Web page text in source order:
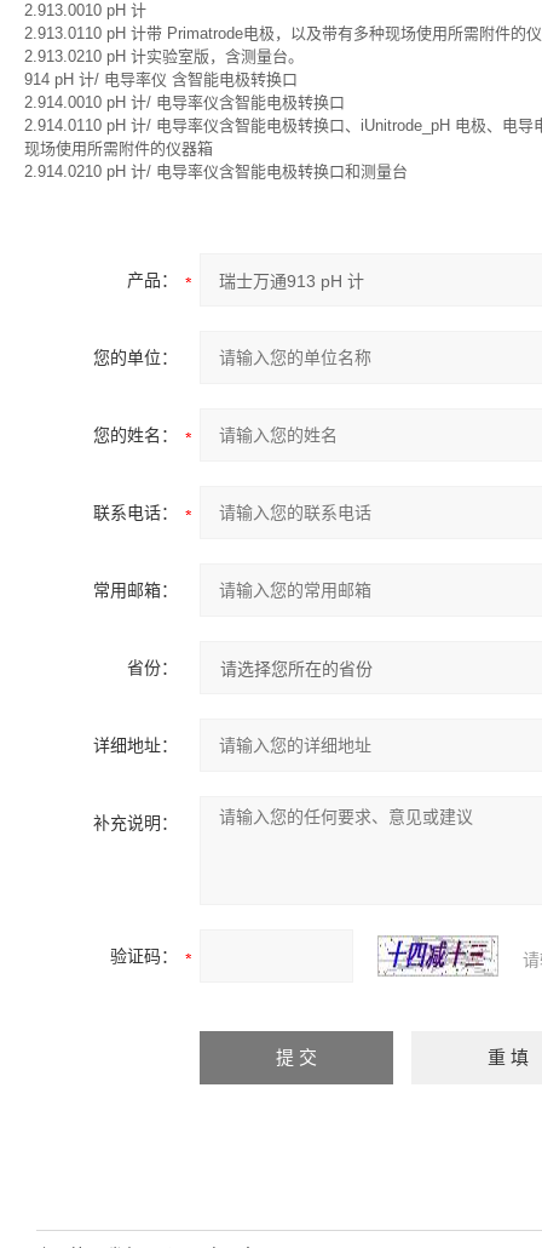
2.913.0010 pH 计
2.913.0110 pH 计带 Primatrode电极，以及带有多种现场使用所需附件的
2.913.0210 pH 计实验室版，含测量台。
914 pH 计/ 电导率仪 含智能电极转换口
2.914.0010 pH 计/ 电导率仪含智能电极转换口
2.914.0110 pH 计/ 电导率仪含智能电极转换口、iUnitrode_pH 电极、电导
现场使用所需附件的仪器箱
2.914.0210 pH 计/ 电导率仪含智能电极转换口和测量台
产品：
您的单位：
您的姓名：
联系电话：
常用邮箱：
省份：
详细地址：
补充说明：
验证码：